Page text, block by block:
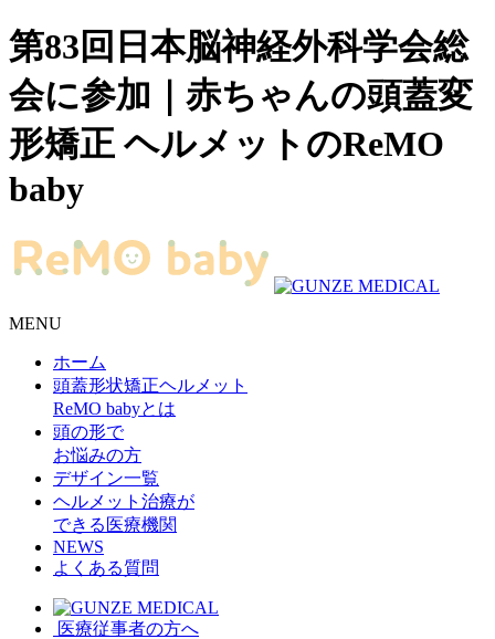
第83回日本脳神経外科学会総
会に参加｜赤ちゃんの頭蓋変
形矯正 ヘルメットのReMO
baby
MENU
ホーム
頭蓋形状矯正ヘルメット
ReMO babyとは
頭の形で
お悩みの方
デザイン一覧
ヘルメット治療が
できる医療機関
NEWS
よくある質問
医療従事者の方へ